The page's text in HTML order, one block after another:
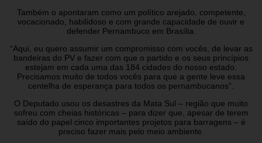
Também o apontaram como um político arejado, competente,
vocacionado, habilidoso e com grande capacidade de ouvir e
defender Pernambuco em Brasília.
“Aqui, eu quero assumir um compromisso com vocês, de levar as
bandeiras do PV e fazer com que o partido e os seus princípios
estejam em cada uma das 184 cidades do nosso estado.
Precisamos muito de todos vocês para que a gente leve essa
centelha de esperança para todos os pernambucanos”.
O Deputado usou os desastres da Mata Sul – região que muito
sofreu com cheias históricas – para dizer que, apesar de terem
saído do papel cinco importantes projetos para barragens – é
preciso fazer mais pelo meio ambiente.